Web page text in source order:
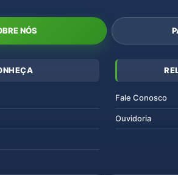
NÓS
Fale Conosco
Ouvidoria